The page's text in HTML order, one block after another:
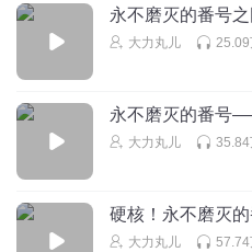
我直接裂开
大力丸加油哒！
梓炀大少回复 @我直接裂开:
个根本没有结拜 希望能还原
稷安80
大力哥，说历史挺幽默的！
永不磨灭的番号之
大力丸儿 25.09
永不磨灭的番号
大力丸儿 35.84
硬核！永不磨灭
大力丸儿 57.74